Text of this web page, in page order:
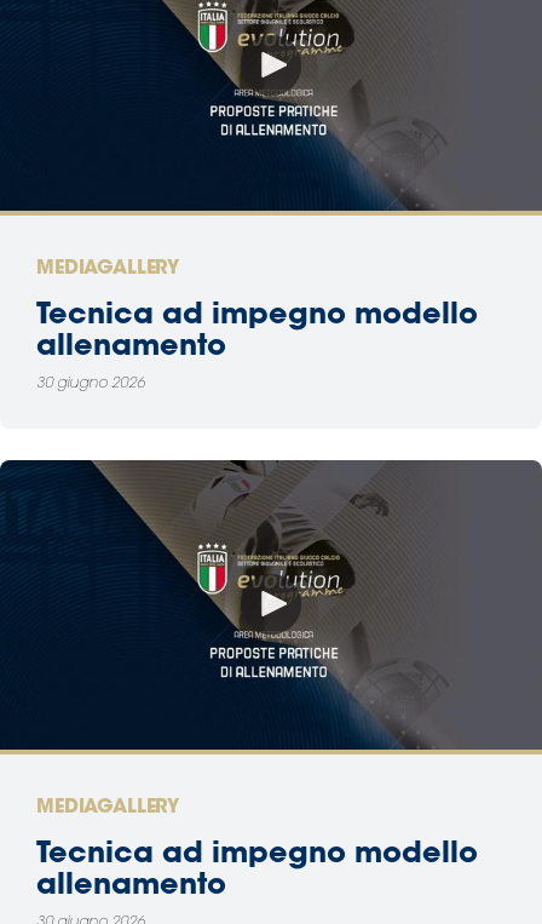
MEDIAGALLERY
Tecnica ad impegno modello
allenamento
30 giugno 2026
MEDIAGALLERY
Tecnica ad impegno modello
allenamento